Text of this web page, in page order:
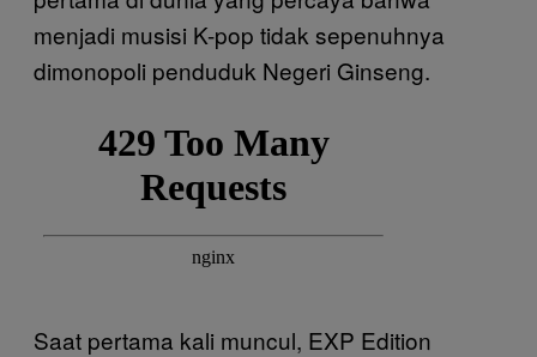
menjadi musisi K-pop tidak sepenuhnya
dimonopoli penduduk Negeri Ginseng.
Saat pertama kali muncul, EXP Edition